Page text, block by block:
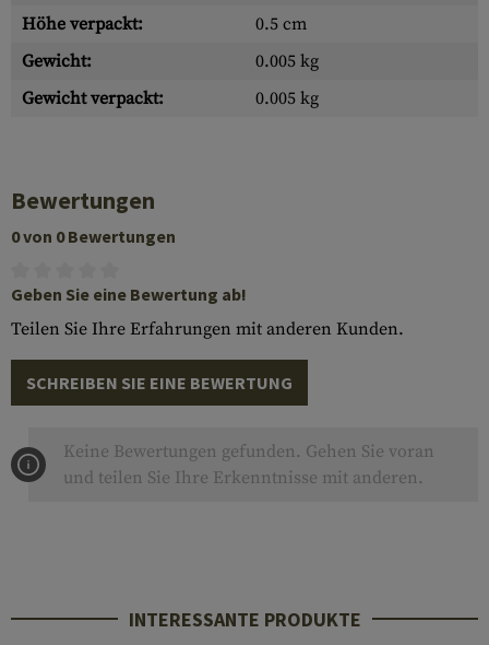
Höhe verpackt:
0.5 cm
Gewicht:
0.005 kg
Gewicht verpackt:
0.005 kg
Bewertungen
0 von 0 Bewertungen
Geben Sie eine Bewertung ab!
Teilen Sie Ihre Erfahrungen mit anderen Kunden.
SCHREIBEN SIE EINE BEWERTUNG
Keine Bewertungen gefunden. Gehen Sie voran
und teilen Sie Ihre Erkenntnisse mit anderen.
INTERESSANTE PRODUKTE